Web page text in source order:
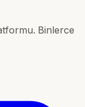
Binlerce